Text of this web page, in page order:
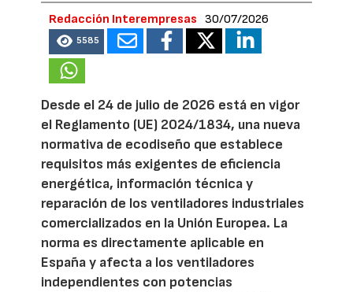
Redacción Interempresas 30/07/2026
5585
Desde el 24 de julio de 2026 está en vigor
el Reglamento (UE) 2024/1834, una nueva
normativa de ecodiseño que establece
requisitos más exigentes de eficiencia
energética, información técnica y
reparación de los ventiladores industriales
comercializados en la Unión Europea. La
norma es directamente aplicable en
España y afecta a los ventiladores
independientes con potencias